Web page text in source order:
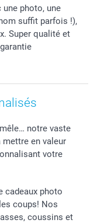
photo, une
suffit parfois !),
Super qualité et
notre vaste
en valeur
votre
cadeaux photo
coups! Nos
coussins et